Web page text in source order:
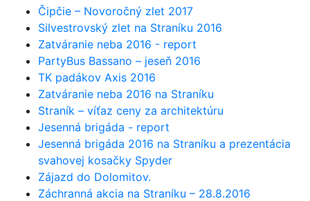
Čipčie – Novoročný zlet 2017
Silvestrovský zlet na Straníku 2016
Zatváranie neba 2016 - report
PartyBus Bassano – jeseň 2016
TK padákov Axis 2016
Zatváranie neba 2016 na Straníku
Straník – víťaz ceny za architektúru
Jesenná brigáda - report
Jesenná brigáda 2016 na Straníku a prezentácia
svahovej kosačky Spyder
Zájazd do Dolomitov.
Záchranná akcia na Straníku – 28.8.2016